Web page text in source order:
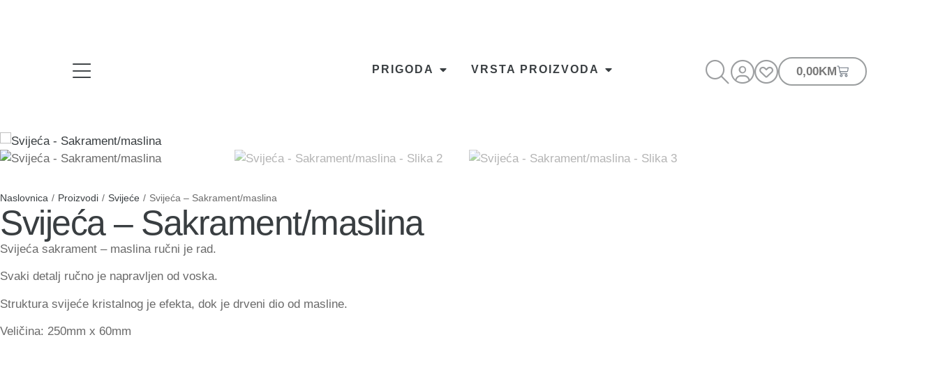
PRIGODA VRSTA PROIZVODA 0,00KM
Naslovnica / Proizvodi / Svijeće / Svijeća – Sakrament/maslina
Svijeća – Sakrament/maslina
Svijeća sakrament – maslina ručni je rad.
Svaki detalj ručno je napravljen od voska.
Struktura svijeće kristalnog je efekta, dok je drveni dio od masline.
Veličina: 250mm x 60mm